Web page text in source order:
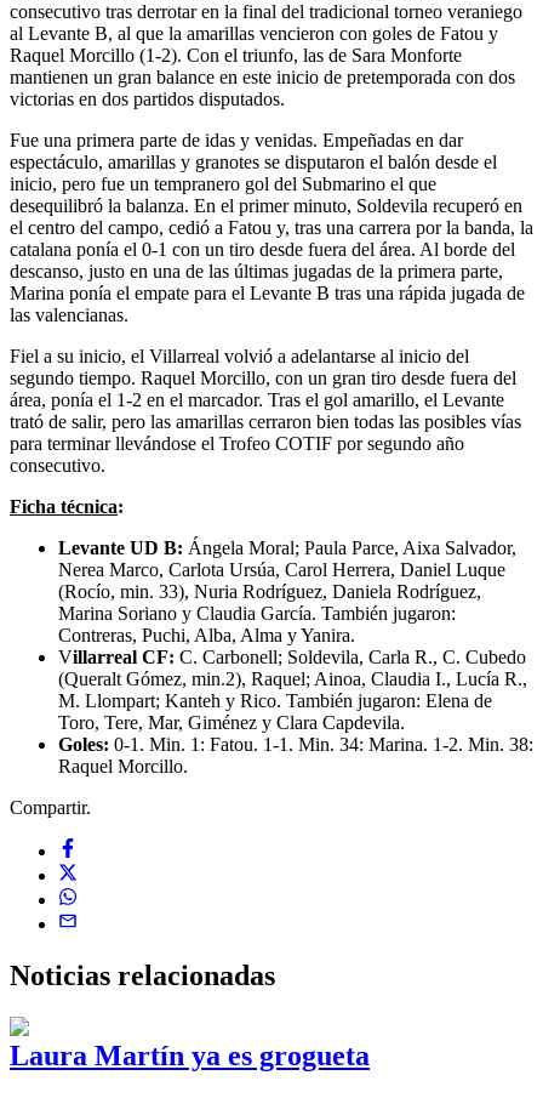
consecutivo tras derrotar en la final del tradicional torneo veraniego
al Levante B, al que la amarillas vencieron con goles de Fatou y
Raquel Morcillo (1-2). Con el triunfo, las de Sara Monforte
mantienen un gran balance en este inicio de pretemporada con dos
victorias en dos partidos disputados.
Fue una primera parte de idas y venidas. Empeñadas en dar
espectáculo, amarillas y granotes se disputaron el balón desde el
inicio, pero fue un tempranero gol del Submarino el que
desequilibró la balanza. En el primer minuto, Soldevila recuperó en
el centro del campo, cedió a Fatou y, tras una carrera por la banda, la
catalana ponía el 0-1 con un tiro desde fuera del área. Al borde del
descanso, justo en una de las últimas jugadas de la primera parte,
Marina ponía el empate para el Levante B tras una rápida jugada de
las valencianas.
Fiel a su inicio, el Villarreal volvió a adelantarse al inicio del
segundo tiempo. Raquel Morcillo, con un gran tiro desde fuera del
área, ponía el 1-2 en el marcador. Tras el gol amarillo, el Levante
trató de salir, pero las amarillas cerraron bien todas las posibles vías
para terminar llevándose el Trofeo COTIF por segundo año
consecutivo.
Ficha técnica:
Levante UD B: Ángela Moral; Paula Parce, Aixa Salvador,
Nerea Marco, Carlota Ursúa, Carol Herrera, Daniel Luque
(Rocío, min. 33), Nuria Rodríguez, Daniela Rodríguez,
Marina Soriano y Claudia García. También jugaron:
Contreras, Puchi, Alba, Alma y Yanira.
Villarreal CF: C. Carbonell; Soldevila, Carla R., C. Cubedo
(Queralt Gómez, min.2), Raquel; Ainoa, Claudia I., Lucía R.,
M. Llompart; Kanteh y Rico. También jugaron: Elena de
Toro, Tere, Mar, Giménez y Clara Capdevila.
Goles: 0-1. Min. 1: Fatou. 1-1. Min. 34: Marina. 1-2. Min. 38:
Raquel Morcillo.
Compartir.
Noticias relacionadas
Laura Martín ya es grogueta